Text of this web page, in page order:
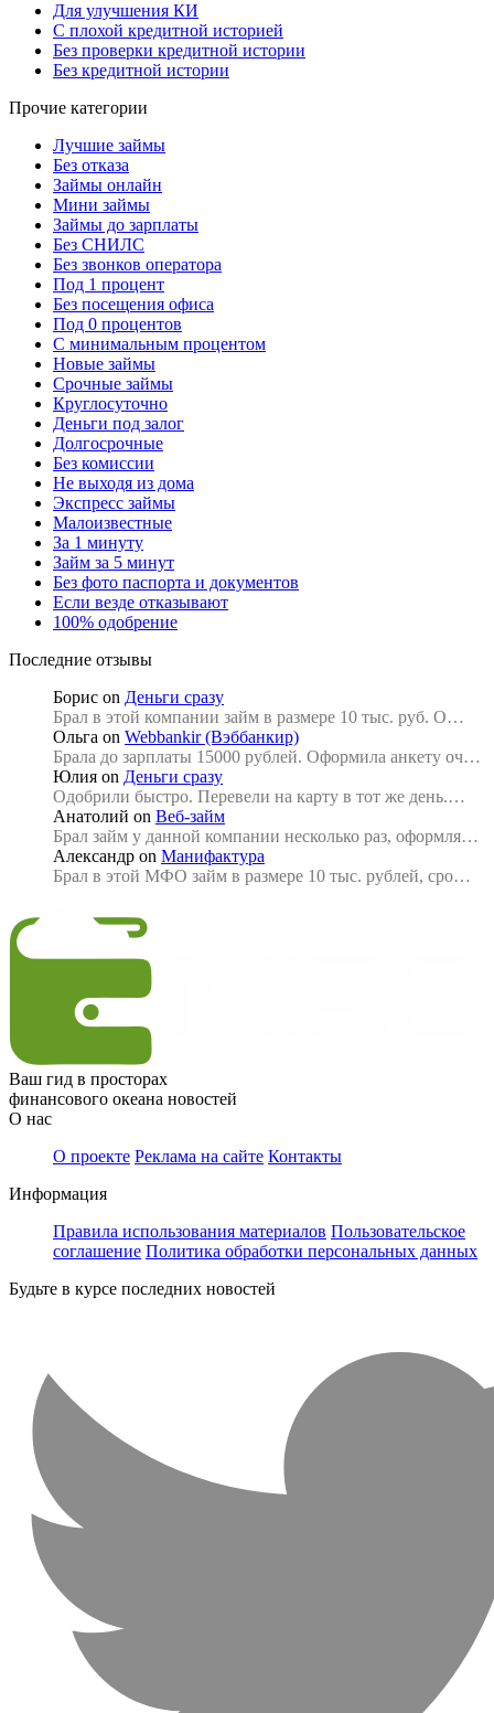
Для улучшения КИ
С плохой кредитной историей
Без проверки кредитной истории
Без кредитной истории
Прочие категории
Лучшие займы
Без отказа
Займы онлайн
Мини займы
Займы до зарплаты
Без СНИЛС
Без звонков оператора
Под 1 процент
Без посещения офиса
Под 0 процентов
С минимальным процентом
Новые займы
Срочные займы
Круглосуточно
Деньги под залог
Долгосрочные
Без комиссии
Не выходя из дома
Экспресс займы
Малоизвестные
За 1 минуту
Займ за 5 минут
Без фото паспорта и документов
Если везде отказывают
100% одобрение
Последние отзывы
Борис on Деньги сразу
Брал в этой компании займ в размере 10 тыс. руб. О…
Ольга on Webbankir (Вэббанкир)
Брала до зарплаты 15000 рублей. Оформила анкету оч…
Юлия on Деньги сразу
Одобрили быстро. Перевели на карту в тот же день.…
Анатолий on Веб-займ
Брал займ у данной компании несколько раз, оформля…
Александр on Манифактура
Брал в этой МФО займ в размере 10 тыс. рублей, сро…
Ваш гид в просторах
финансового океана новостей
О нас
О проекте Реклама на сайте Контакты
Информация
Правила использования материалов Пользовательское
соглашение Политика обработки персональных данных
Будьте в курсе последних новостей